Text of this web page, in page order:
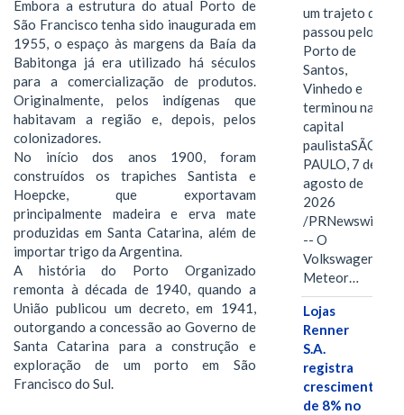
Embora a estrutura do atual Porto de
São Francisco tenha sido inaugurada em
1955, o espaço às margens da Baía da
Babitonga já era utilizado há séculos
para a comercialização de produtos.
Originalmente, pelos indígenas que
habitavam a região e, depois, pelos
colonizadores.
No início dos anos 1900, foram
construídos os trapiches Santista e
Hoepcke, que exportavam
principalmente madeira e erva mate
produzidas em Santa Catarina, além de
importar trigo da Argentina.
A história do Porto Organizado
remonta à década de 1940, quando a
União publicou um decreto, em 1941,
outorgando a concessão ao Governo de
Santa Catarina para a construção e
exploração de um porto em São
Francisco do Sul.
um trajeto que
passou pelo
Porto de
Santos,
Vinhedo e
terminou na
capital
paulistaSÃO
PAULO, 7 de
agosto de
2026
/PRNewswire/
-- O
Volkswagen
Meteor…
Lojas
Renner
S.A.
registra
crescimento
de 8% no